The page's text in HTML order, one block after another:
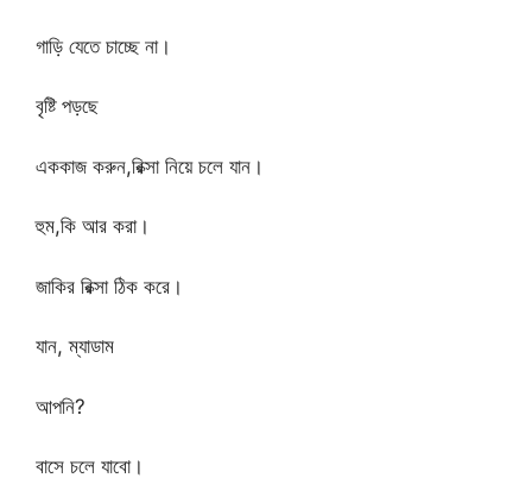
গাড়ি যেতে চাচ্ছে না।
বৃষ্টি পড়ছে
এককাজ করুন,রিক্সা নিয়ে চলে যান।
হুম,কি আর করা।
জাকির রিক্সা ঠিক করে।
যান, ম্যাডাম
আপনি?
বাসে চলে যাবো।